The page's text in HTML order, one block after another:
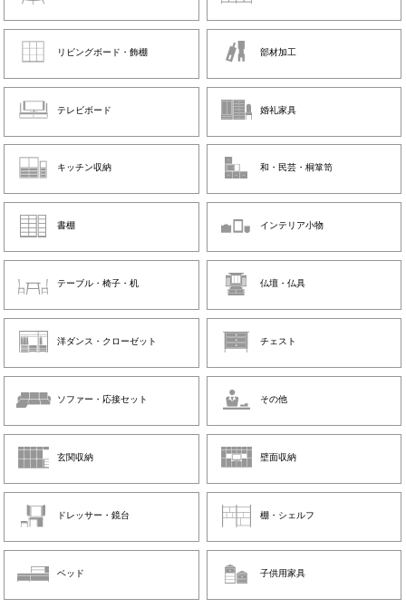
リビングボード・飾棚 部材加工
テレビボード 婚礼家具
キッチン収納 和・民芸・桐箪笥
書棚 インテリア小物
テーブル・椅子・机 仏壇・仏具
洋ダンス・クローゼット チェスト
ソファー・応接セット その他
玄関収納 壁面収納
ドレッサー・鏡台 棚・シェルフ
ベッド 子供用家具